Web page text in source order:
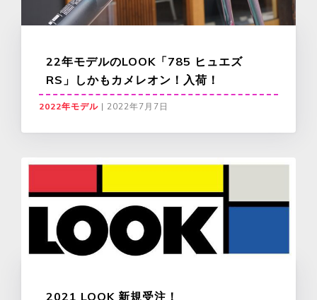
22年モデルのLOOK「785 ヒュエズ
RS」しかもカメレオン！入荷！
2022年モデル | 2022年7月7日
2021 LOOK 新規受注！